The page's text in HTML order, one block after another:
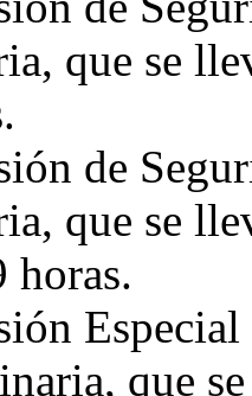
que se
de
que se
horas.
que